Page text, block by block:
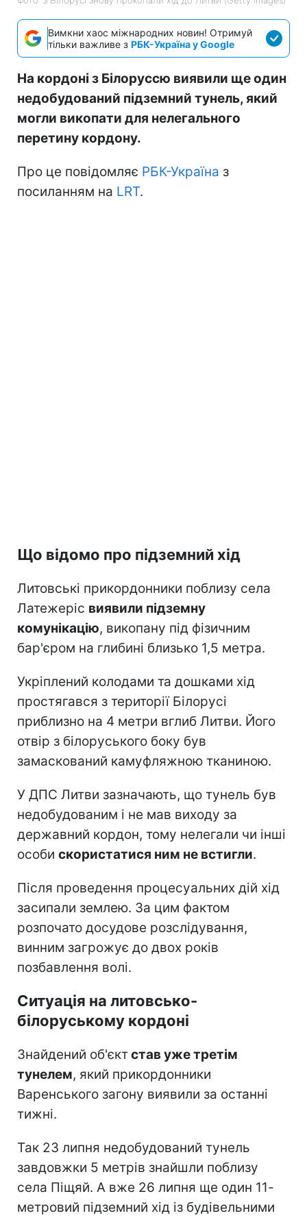
Вимкни хаос міжнародних новин! Отримуй
тільки важливе з РБК-Україна у Google
На кордоні з Білоруссю виявили ще один
недобудований підземний тунель, який
могли викопати для нелегального
перетину кордону.
Про це повідомляє РБК-Україна з
посиланням на LRT.
Що відомо про підземний хід
Литовські прикордонники поблизу села
Латежеріс виявили підземну
комунікацію, викопану під фізичним
бар'єром на глибині близько 1,5 метра.
Укріплений колодами та дошками хід
простягався з території Білорусі
приблизно на 4 метри вглиб Литви. Його
отвір з білоруського боку був
замаскований камуфляжною тканиною.
У ДПС Литви зазначають, що тунель був
недобудованим і не мав виходу за
державний кордон, тому нелегали чи інші
особи скористатися ним не встигли.
Після проведення процесуальних дій хід
засипали землею. За цим фактом
розпочато досудове розслідування,
винним загрожує до двох років
позбавлення волі.
Ситуація на литовсько-
білоруському кордоні
Знайдений об'єктстав уже третім
тунелем, який прикордонники
Варенського загону виявили за останні
тижні.
Так 23 липня недобудований тунель
завдовжки 5 метрів знайшли поблизу
села Піщяй. А вже 26 липня ще один 11-
метровий підземний хід із будівельними